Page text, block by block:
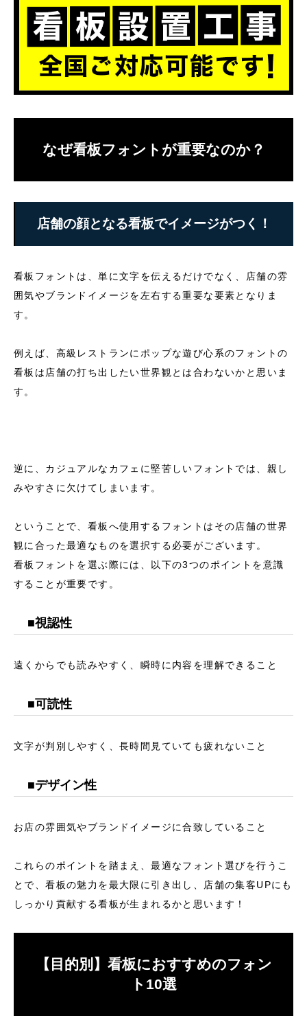
なぜ看板フォントが重要なのか？
店舗の顔となる看板でイメージがつく！
看板フォントは、単に文字を伝えるだけでなく、店舗の雰
囲気やブランドイメージを左右する重要な要素となりま
す。
例えば、高級レストランにポップな遊び心系のフォントの
看板は店舗の打ち出したい世界観とは合わないかと思いま
す。
逆に、カジュアルなカフェに堅苦しいフォントでは、親し
みやすさに欠けてしまいます。
ということで、看板へ使用するフォントはその店舗の世界
観に合った最適なものを選択する必要がございます。
看板フォントを選ぶ際には、以下の3つのポイントを意識
することが重要です。
■視認性
遠くからでも読みやすく、瞬時に内容を理解できること
■可読性
文字が判別しやすく、長時間見ていても疲れないこと
■デザイン性
お店の雰囲気やブランドイメージに合致していること
これらのポイントを踏まえ、最適なフォント選びを行うこ
とで、看板の魅力を最大限に引き出し、店舗の集客UPにも
しっかり貢献する看板が生まれるかと思います！
【目的別】看板におすすめのフォン
ト10選